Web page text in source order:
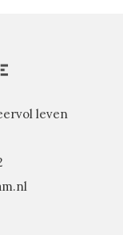
leven